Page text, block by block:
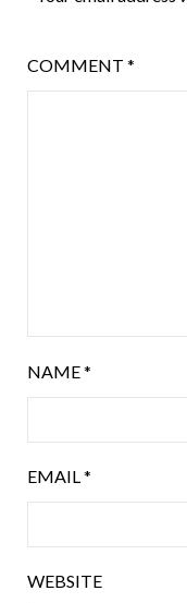
COMMENT *
NAME*
EMAIL *
WEBSITE